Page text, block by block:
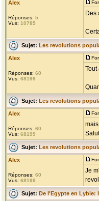
Alex
Réponses: 5
Vus: 10785
Des
Sujet: Les revolutions
Alex
Réponses: 60
Vus: 68199
Tout
Sujet: Les revolutions
Alex
Réponses: 60
Vus: 68199
Sujet: Les revolutions
Alex
Réponses: 60
Vus: 68199
Je
Sujet: De l'Egypte en Lybie: